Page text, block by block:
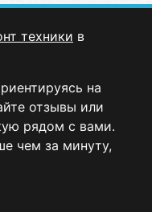
техники в
на
отзывы или
рядом с вами.
чем за минуту,